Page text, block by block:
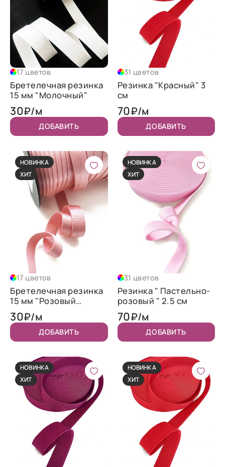
17 цветов
Бретелечная резинка
15 мм "Молочный"
30₽/м
ДОБАВИТЬ
31 цветов
Резинка "Красный" 3
см
70₽/м
ДОБАВИТЬ
НОВИНКА
ХИТ
17 цветов
Бретелечная резинка
15 мм "Розовый
персик"
30₽/м
ДОБАВИТЬ
НОВИНКА
ХИТ
31 цветов
Резинка " Пастельно-
розовый " 2.5 см
70₽/м
ДОБАВИТЬ
НОВИНКА
ХИТ
НОВИНКА
ХИТ